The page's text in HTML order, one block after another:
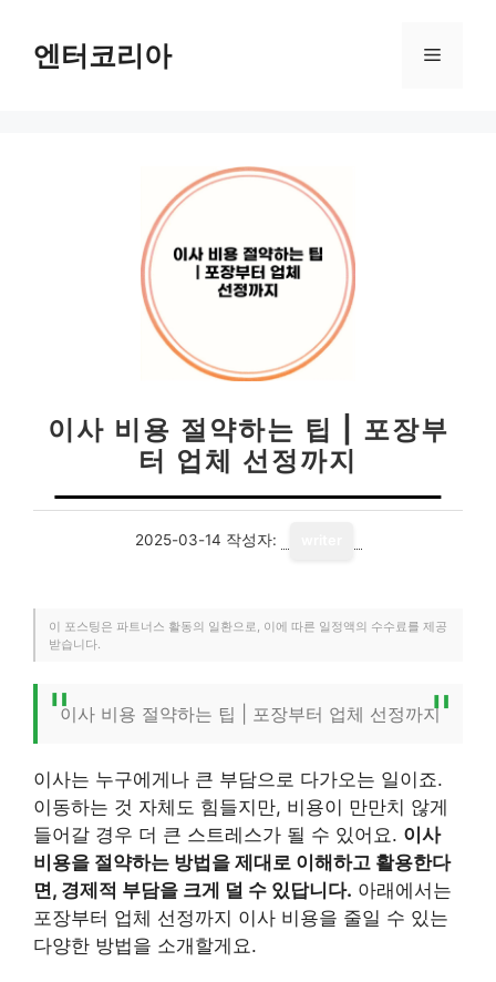
엔터코리아 메
이사 비용 절약하는 팁 | 포장부
터 업체 선정까지
2025-03-14 작성자:
이 포스팅은 파트너스 활동의 일환으로, 이에 따른 일정액의 수수료를 제공
받습니다.
이사 비용 절약하는 팁 | 포장부터 업체 선정까지
이사는 누구에게나 큰 부담으로 다가오는 일이죠.
이동하는 것 자체도 힘들지만, 비용이 만만치 않게
들어갈 경우 더 큰 스트레스가 될 수 있어요. 이사
비용을 절약하는 방법을 제대로 이해하고 활용한다
면, 경제적 부담을 크게 덜 수 있답니다. 아래에서는
포장부터 업체 선정까지 이사 비용을 줄일 수 있는
다양한 방법을 소개할게요.